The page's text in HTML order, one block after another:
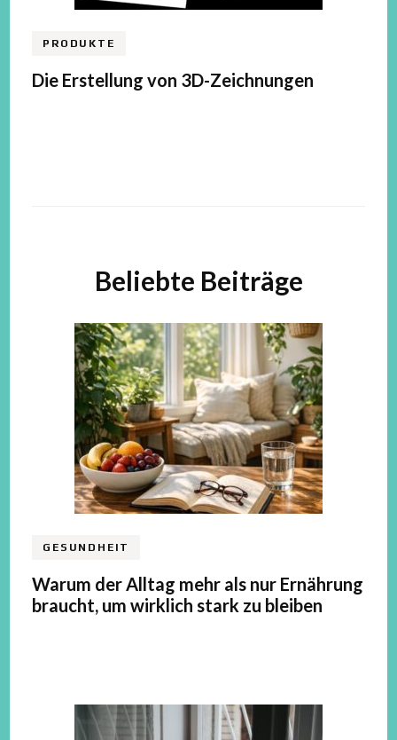
PRODUKTE
Die Erstellung von 3D-Zeichnungen
Beliebte Beiträge
GESUNDHEIT
Warum der Alltag mehr als nur Ernährung
braucht, um wirklich stark zu bleiben